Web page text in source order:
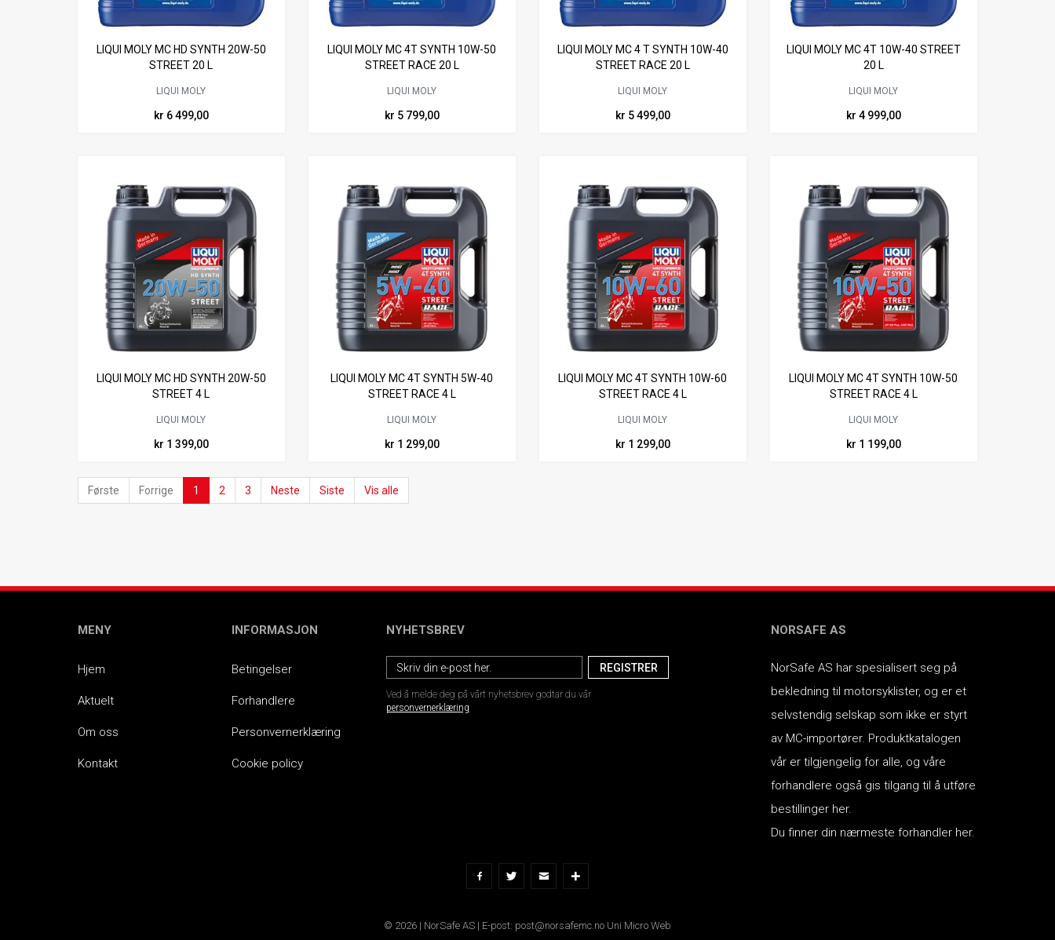
LIQUI MOLY MC HD SYNTH 20W-50
STREET 20 L
LIQUI MOLY
kr 6 499,00
LIQUI MOLY MC 4T SYNTH 10W-50
STREET RACE 20 L
LIQUI MOLY
kr 5 799,00
LIQUI MOLY MC 4 T SYNTH 10W-40
STREET RACE 20 L
LIQUI MOLY
kr 5 499,00
LIQUI MOLY MC 4T 10W-40 STREET
20 L
LIQUI MOLY
kr 4 999,00
LIQUI MOLY MC HD SYNTH 20W-50
STREET 4 L
LIQUI MOLY
kr 1 399,00
LIQUI MOLY MC 4T SYNTH 5W-40
STREET RACE 4 L
LIQUI MOLY
kr 1 299,00
LIQUI MOLY MC 4T SYNTH 10W-60
STREET RACE 4 L
LIQUI MOLY
kr 1 299,00
LIQUI MOLY MC 4T SYNTH 10W-50
STREET RACE 4 L
LIQUI MOLY
kr 1 199,00
Første Forrige 1 2 3 Neste Siste Vis alle
MENY
Hjem
Aktuelt
Om oss
Kontakt
INFORMASJON
Betingelser
Forhandlere
Personvernerklæring
Cookie policy
NYHETSBREV
Ved å melde deg på vårt nyhetsbrev godtar du vår
personvernerklæring
NORSAFE AS
NorSafe AS har spesialisert seg på
bekledning til motorsyklister, og er et
selvstendig selskap som ikke er styrt
av MC-importører. Produktkatalogen
vår er tilgjengelig for alle, og våre
forhandlere også gis tilgang til å utføre
bestillinger her.
Du finner din nærmeste forhandler her.
© 2026 | NorSafe AS | E-post: post@norsafemc.no Uni Micro Web